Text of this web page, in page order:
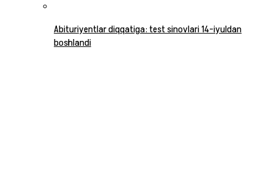
Abituriyentlar diqqatiga: test sinovlari 14-iyuldan
boshlandi